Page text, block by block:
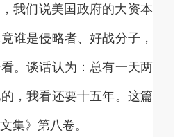
我们说美国政府的大资本
谁是侵略者、好战分子，
。谈话认为：总有一天两
，我看还要十五年。这篇
集》第八卷。